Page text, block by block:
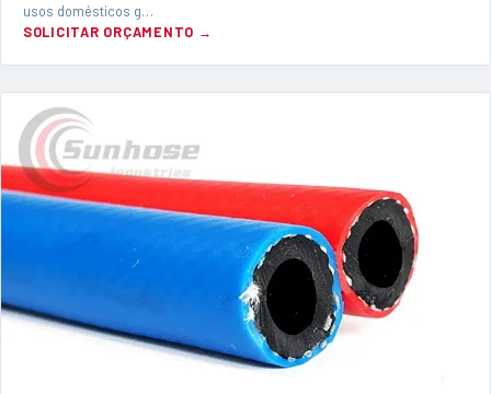
usos domésticos g…
SOLICITAR ORÇAMENTO →